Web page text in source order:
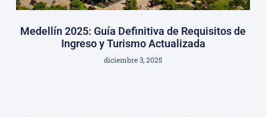
Medellín 2025: Guía Definitiva de Requisitos de
Ingreso y Turismo Actualizada
diciembre 3, 2025